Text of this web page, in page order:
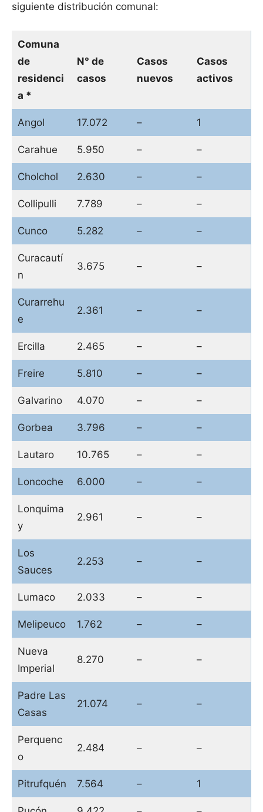
siguiente distribución comunal:
Comuna
de
residenci
a *
N° de
casos
Casos
nuevos
Casos
activos
Angol 17.072 – 1
Carahue 5.950 – –
Cholchol 2.630 – –
Collipulli 7.789 – –
Cunco 5.282 – –
Curacautí
n
3.675 – –
Curarrehu
e
2.361 – –
Ercilla 2.465 – –
Freire 5.810 – –
Galvarino 4.070 – –
Gorbea 3.796 – –
Lautaro 10.765 – –
Loncoche 6.000 – –
Lonquima
y
2.961 – –
Los
Sauces
2.253 – –
Lumaco 2.033 – –
Melipeuco 1.762 – –
Nueva
Imperial
8.270 – –
Padre Las
Casas
21.074 – –
Perquenc
o
2.484 – –
Pitrufquén 7.564 – 1